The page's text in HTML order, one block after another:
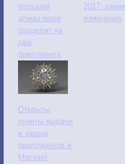
большой
алмаз мира
разделят на
два
бриллианта
2017: какие
изменения
Открыты
пункты выдачи
и заказа
бриллиантов в
Москве!